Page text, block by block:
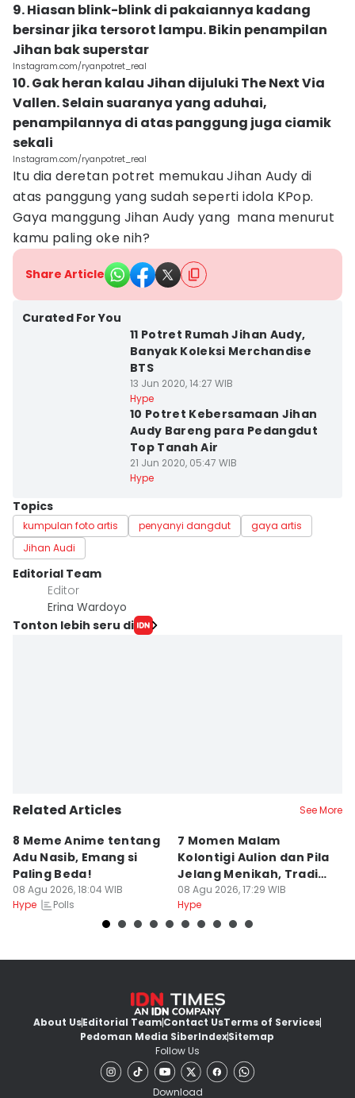
9. Hiasan blink-blink di pakaiannya kadang
bersinar jika tersorot lampu. Bikin penampilan
Jihan bak superstar
Instagram.com/ryanpotret_real
10. Gak heran kalau Jihan dijuluki The Next Via
Vallen. Selain suaranya yang aduhai,
penampilannya di atas panggung juga ciamik
sekali
Instagram.com/ryanpotret_real
Itu dia deretan potret memukau Jihan Audy di
atas panggung yang sudah seperti idola KPop.
Gaya manggung Jihan Audy yang mana menurut
kamu paling oke nih?
Share Article
Curated For You
11 Potret Rumah Jihan Audy,
Banyak Koleksi Merchandise
BTS
13 Jun 2020, 14:27 WIB
Hype
10 Potret Kebersamaan Jihan
Audy Bareng para Pedangdut
Top Tanah Air
21 Jun 2020, 05:47 WIB
Hype
Topics
kumpulan foto artis penyanyi dangdut
gaya artis
Jihan Audi
Editorial Team
Editor
Erina Wardoyo
Tonton lebih seru di
Related Articles See More
8 Meme Anime tentang
Adu Nasib, Emang si
Paling Beda!
08 Agu 2026, 18:04 WIB
Hype
Polls
7 Momen Malam
Kolontigi Aulion dan Pila
Jelang Menikah, Tradisi
Adat Kaili
08 Agu 2026, 17:29 WIB
Hype
About UsEditorial TeamContact UsTerms of Services
Pedoman Media SiberIndexSitemap
Follow Us
Download